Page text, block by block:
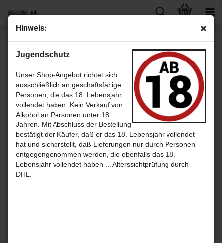
Hin­weis:
Jugendschutz
Unser Shop-Angebot richtet sich
ausschließlich an geschäftsfähige
Personen, die das 18. Lebensjahr
vollendet haben. Kein Verkauf von
Alkohol an Personen unter 18
Jahren. Mit Abschluss der Bestellung
bestätigt der Käufer, daß er das 18. Lebensjahr vollendet
hat und sicherstellt, daß Lieferungen nur durch Personen
entgegengenommen werden, die ebenfalls das 18.
Lebensjahr vollendet haben ... Alterssichtprüfung durch
DHL.
« Erster « zurück weiter »
Letzter »
17Artikel in dieser Kategorie
High­land Park 18 Jahre Batch 5 mit 47,8% von That Boutique-​y Whis­
ky Com­pa­ny